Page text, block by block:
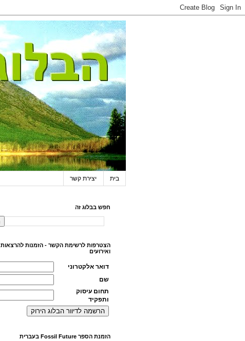
בית יצירת קשר
חפש בבלוג זה
הצטרפות לרשימת הקשר - הזמנות להרצאות
ואירועים
דואר אלקטרוני
שם
תחום עיסוק
ותפקיד
הזמנת הספר Fossil Future בעברית